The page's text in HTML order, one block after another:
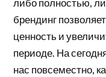
либо полностью,
брендинг
ценность и
периоде. На
нас повсеместно,